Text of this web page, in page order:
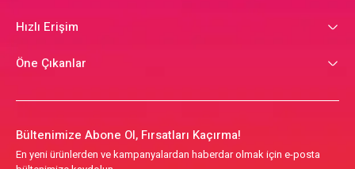
Hızlı Erişim
Öne Çıkanlar
Bültenimize Abone Ol, Fırsatları Kaçırma!
En yeni ürünlerden ve kampanyalardan haberdar olmak için e-posta